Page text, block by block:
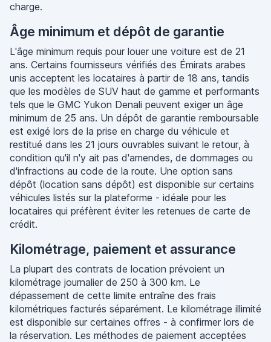
charge.
Âge minimum et dépôt de garantie
L'âge minimum requis pour louer une voiture est de 21
ans. Certains fournisseurs vérifiés des Émirats arabes
unis acceptent les locataires à partir de 18 ans, tandis
que les modèles de SUV haut de gamme et performants
tels que le GMC Yukon Denali peuvent exiger un âge
minimum de 25 ans. Un dépôt de garantie remboursable
est exigé lors de la prise en charge du véhicule et
restitué dans les 21 jours ouvrables suivant le retour, à
condition qu'il n'y ait pas d'amendes, de dommages ou
d'infractions au code de la route. Une option sans
dépôt (location sans dépôt) est disponible sur certains
véhicules listés sur la plateforme - idéale pour les
locataires qui préfèrent éviter les retenues de carte de
crédit.
Kilométrage, paiement et assurance
La plupart des contrats de location prévoient un
kilométrage journalier de 250 à 300 km. Le
dépassement de cette limite entraîne des frais
kilométriques facturés séparément. Le kilométrage illimité
est disponible sur certaines offres - à confirmer lors de
la réservation. Les méthodes de paiement acceptées